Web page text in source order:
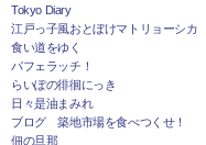
Tokyo Diary
江戸っ子風おとぼけマトリョーシカ
食い道をゆく
パフェラッチ！
らいぽの徘徊にっき
日々是油まみれ
ブログ 築地市場を食べつくせ！
佃の旦那